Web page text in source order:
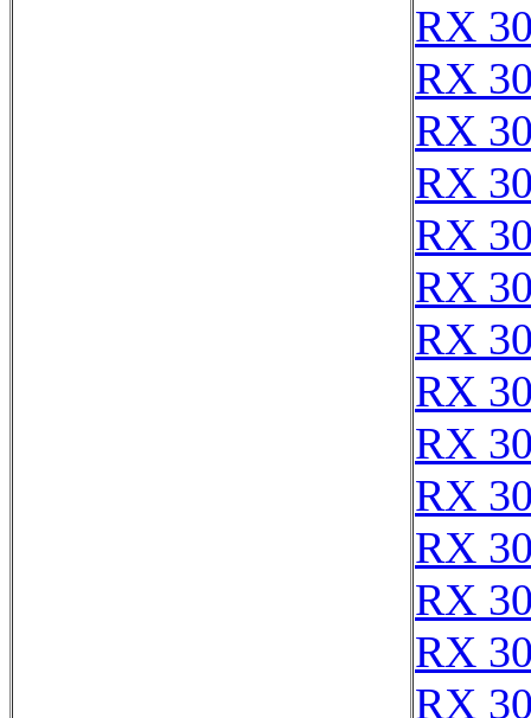
RX
RX
RX
RX
RX
RX
RX
RX
RX
RX
RX
RX
RX
RX